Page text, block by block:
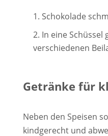
Schokolade
In eine Schüssel
verschiedenen
Getränke für
Neben den Speisen
kindgerecht und